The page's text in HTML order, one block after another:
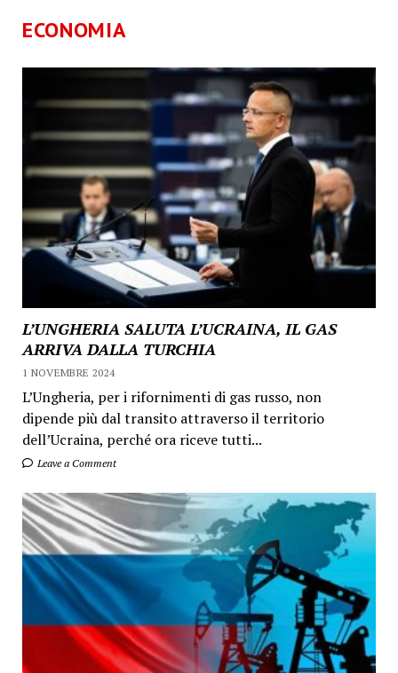
ECONOMIA
L’UNGHERIA SALUTA L’UCRAINA, IL GAS
ARRIVA DALLA TURCHIA
1 NOVEMBRE 2024
L’Ungheria, per i rifornimenti di gas russo, non
dipende più dal transito attraverso il territorio
dell’Ucraina, perché ora riceve tutti...
Leave a Comment